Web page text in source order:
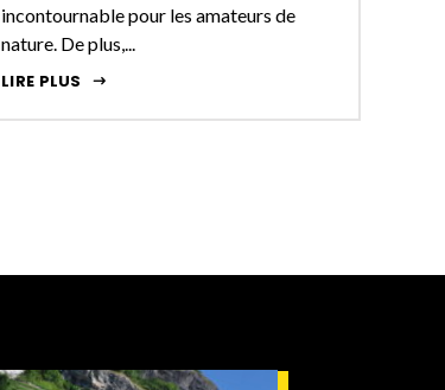
incontournable pour les amateurs de
nature. De plus,...
LIRE PLUS